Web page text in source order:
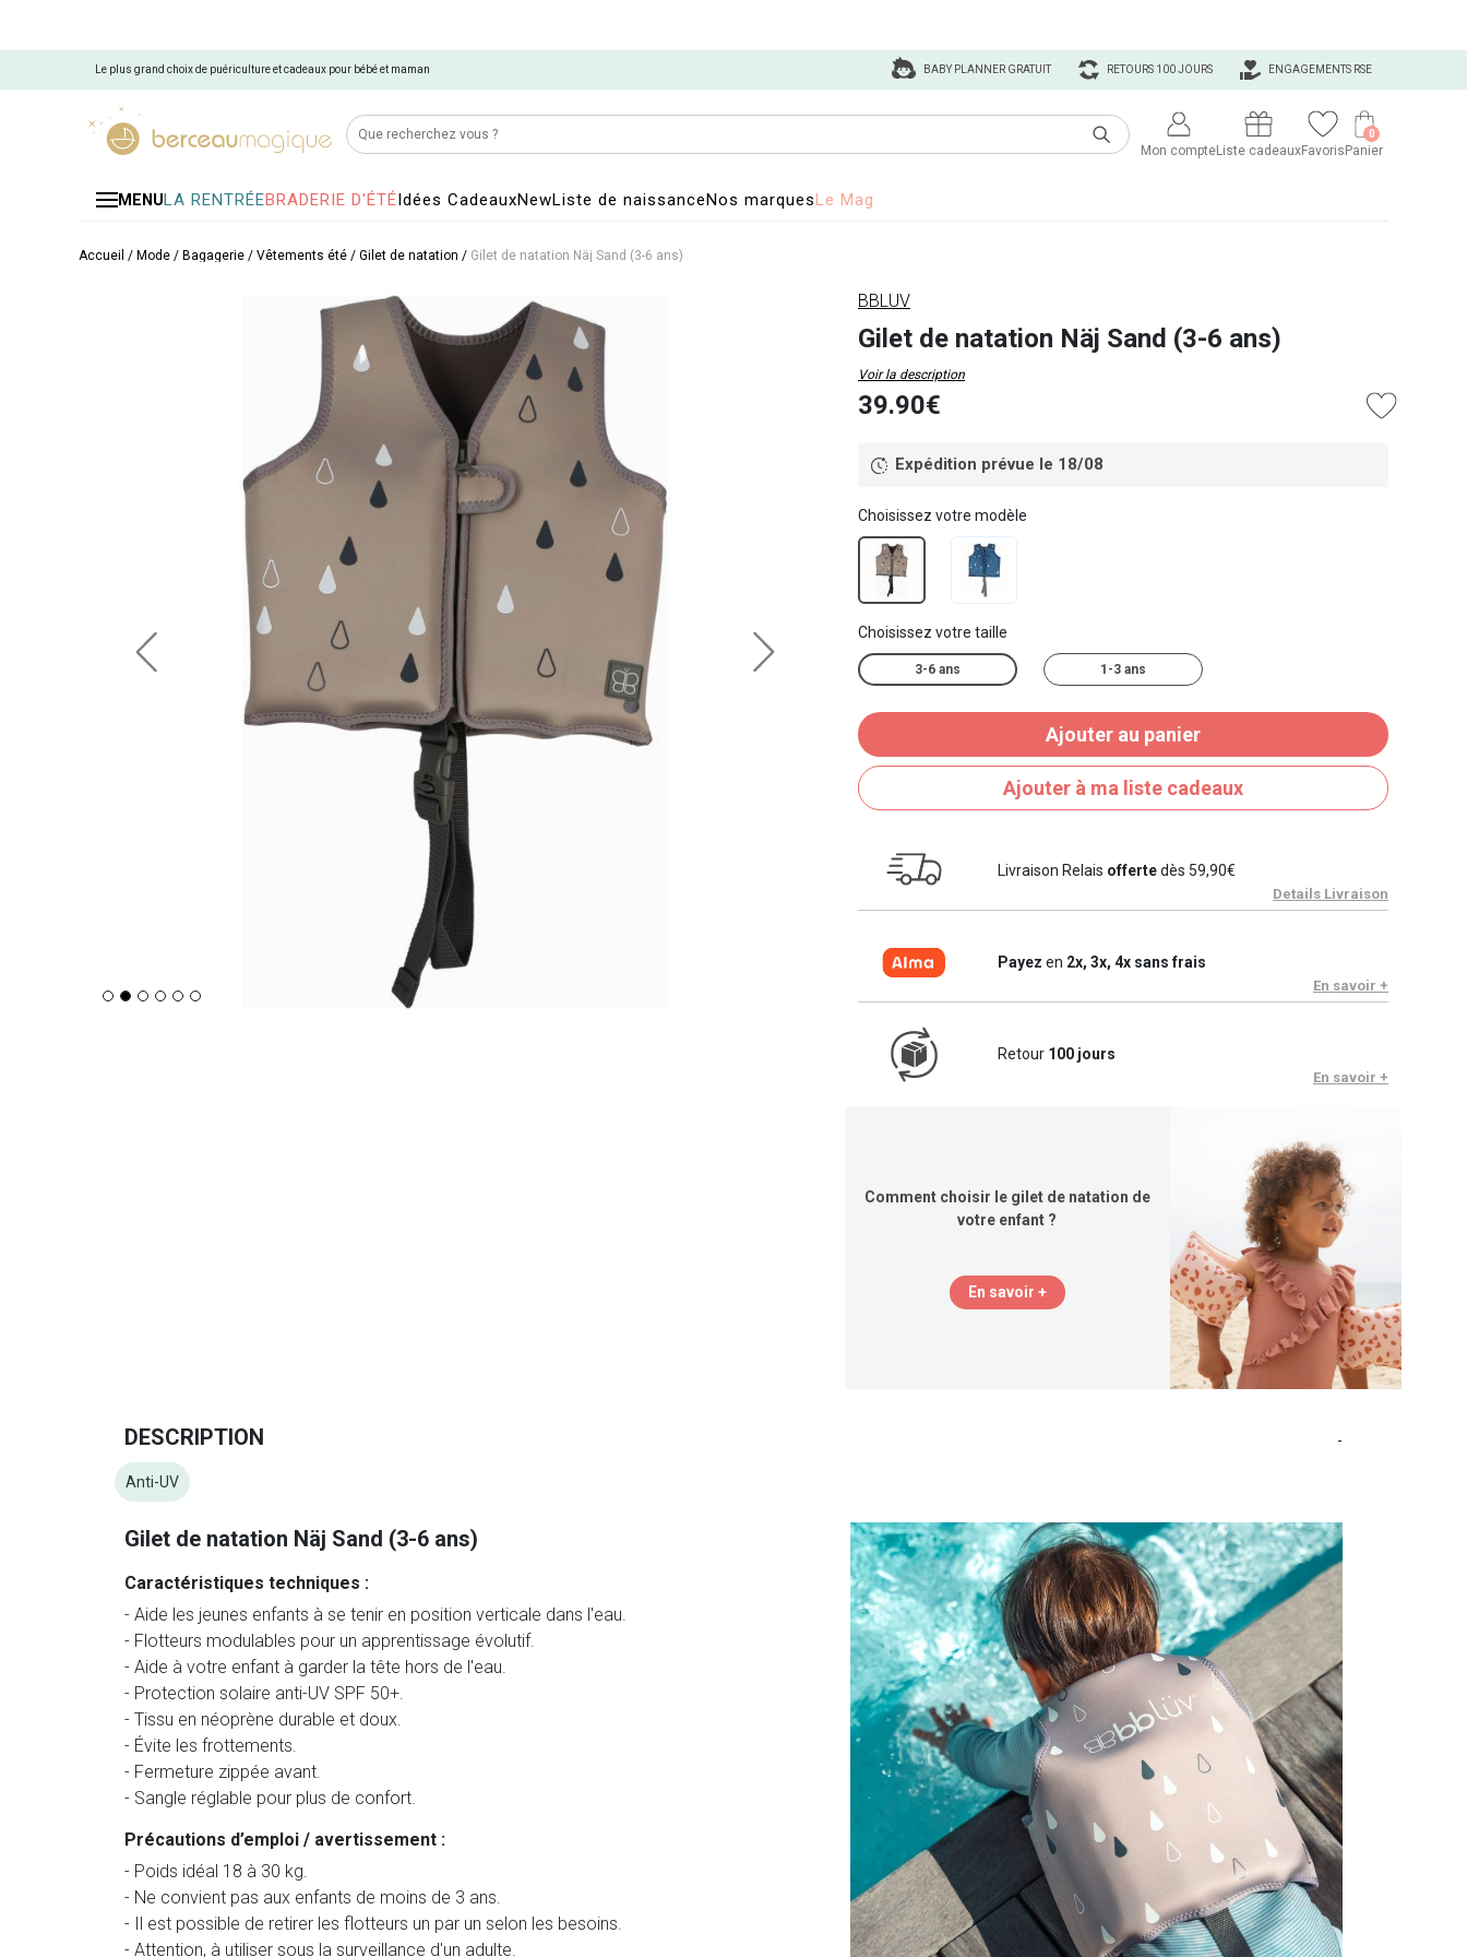
Le plus grand choix de puériculture et cadeaux pour bébé et maman ENGAGEMENTS RSE
RETOURS 100 JOURS
BABY PLANNER GRATUIT
Mon compteListe cadeauxFavoris Panier
0
MENULA RENTRÉEBRADERIE D'ÉTÉIdées CadeauxNewListe de naissanceNos marquesLe Mag
Accueil / Mode / Bagagerie / Vêtements été / Gilet de natation / Gilet de natation Näj Sand (3-6 ans)
BBLUV
Gilet de natation Näj Sand (3-6 ans)
Voir la description
39.90€
Expédition prévue le 18/08
Choisissez votre modèle
Choisissez votre taille
3-6 ans 1-3 ans
Ajouter au panier
Ajouter à ma liste cadeaux
Livraison Relais offertedès 59,90€
Details Livraison
Payez en 2x, 3x, 4x sans frais
En savoir +
Retour 100 jours
En savoir +
Comment choisir le gilet de natation de
votre enfant ?
En savoir +
DESCRIPTION -
Anti-UV
Gilet de natation Näj Sand (3-6 ans)
Caractéristiques techniques :
- Aide les jeunes enfants à se tenir en position verticale dans l'eau.
- Flotteurs modulables pour un apprentissage évolutif.
- Aide à votre enfant à garder la tête hors de l'eau.
- Protection solaire anti-UV SPF 50+.
- Tissu en néoprène durable et doux.
- Évite les frottements.
- Fermeture zippée avant.
- Sangle réglable pour plus de confort.
Précautions d’emploi / avertissement :
- Poids idéal 18 à 30 kg.
- Ne convient pas aux enfants de moins de 3 ans.
- Il est possible de retirer les flotteurs un par un selon les besoins.
- Attention, à utiliser sous la surveillance d'un adulte.